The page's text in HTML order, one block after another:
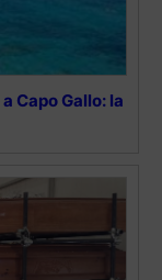
Capo Gallo: la